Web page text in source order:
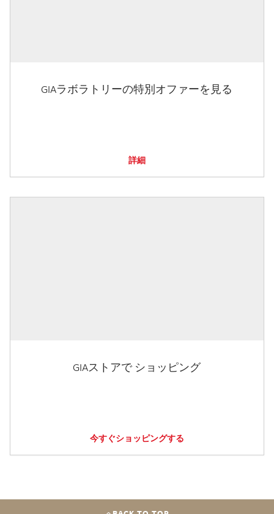
GIAラボラトリーの特別オファーを見る
詳細
GIAストアで ショッピング
今すぐショッピングする